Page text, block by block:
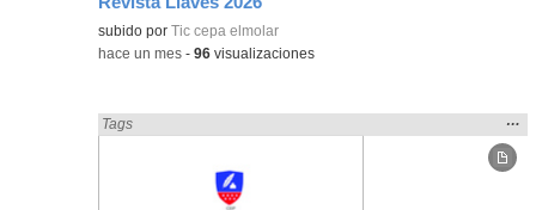
subido porTic cepa elmolar
-hace un mes -96 visualizaciones
Encontrado «Periódicos y revistas» en:
Tags
la
…